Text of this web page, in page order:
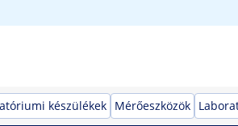
készülékek Mérőeszközök